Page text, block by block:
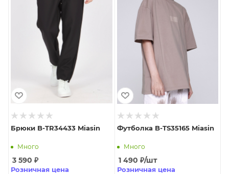
Брюки B-TR34433 Miasin
Много
3 590 ₽
Розничная цена
Футболка B-TS35165 Miasin
Много
1 490 ₽/шт
Розничная цена